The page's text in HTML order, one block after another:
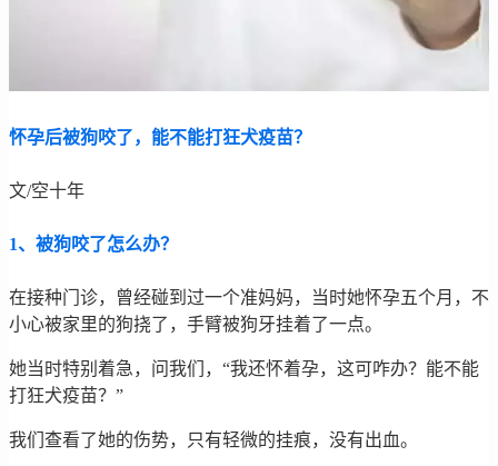
怀孕后被狗咬了，能不能打狂犬疫苗？
文/空十年
1、被狗咬了怎么办？
在接种门诊，曾经碰到过一个准妈妈，当时她怀孕五个月，不
小心被家里的狗挠了，手臂被狗牙挂着了一点。
她当时特别着急，问我们，“我还怀着孕，这可咋办？能不能
打狂犬疫苗？”
我们查看了她的伤势，只有轻微的挂痕，没有出血。